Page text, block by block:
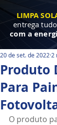
LIMPA
entrega
com a
Produto
Para
20 de set. de 2022 2
O produto